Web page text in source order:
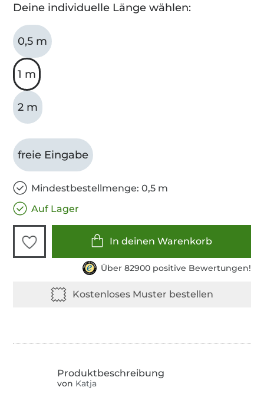
Deine individuelle Länge wählen:
0,5 m
1 m
2 m
freie Eingabe
Mindestbestellmenge: 0,5 m
Auf Lager
In deinen Warenkorb
Über 82900 positive Bewertungen!
von Katja